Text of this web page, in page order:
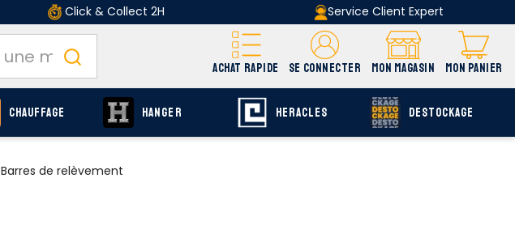
Click & Collect 2H Service Client Expert
ACHAT RAPIDE SE CONNECTER MON MAGASIN MON PANIER
Chauffage HANGER HERACLES DESTOCKAGE
Barres de relèvement